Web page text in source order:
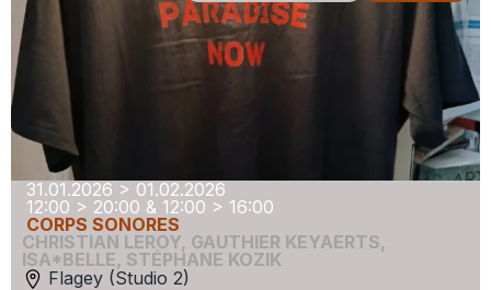
31.01.2026 > 01.02.2026
12:00 > 20:00 & 12:00 > 16:00
CORPS SONORES
CHRISTIAN LEROY, GAUTHIER KEYAERTS,
ISA*BELLE, STÉPHANE KOZIK
Flagey (Studio 2)